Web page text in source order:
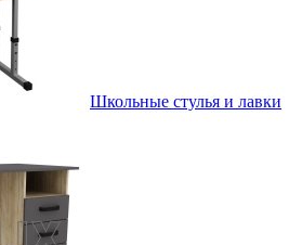
Школьные стулья и лавки